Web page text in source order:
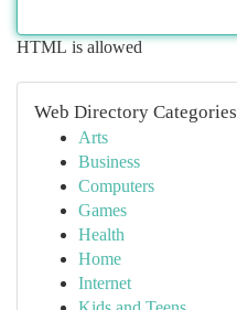
HTML is allowed
Web Directory Categories
Arts
Business
Computers
Games
Health
Home
Internet